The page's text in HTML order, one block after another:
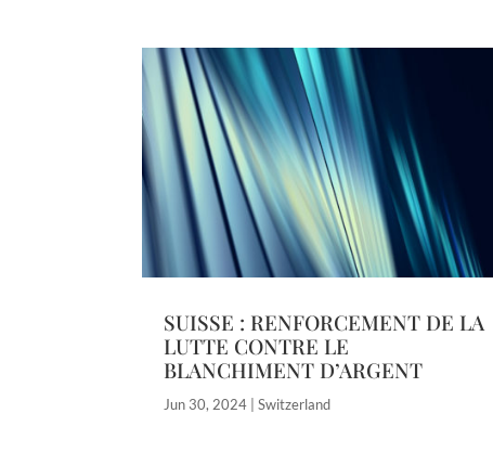
SUISSE : RENFORCEMENT DE LA
LUTTE CONTRE LE
BLANCHIMENT D’ARGENT
Jun 30, 2024 Switzerland